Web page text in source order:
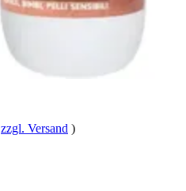
zzgl. Versand )